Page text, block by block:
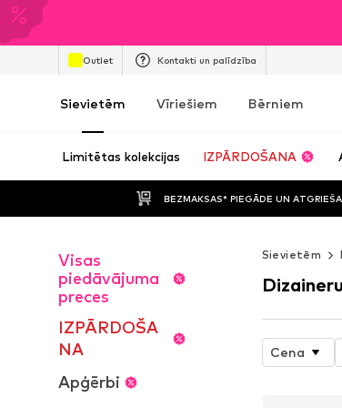
Outlet Kontakti un palīdzība
Sievietēm Vīriešiem Bērniem
Limitētas kolekcijas IZPĀRDOŠANA
BEZMAKSAS* PIEGĀDE UN
Visas
piedāvājuma
preces
IZPĀRDOŠA
NA
Apģērbi
Sievietēm
Cena